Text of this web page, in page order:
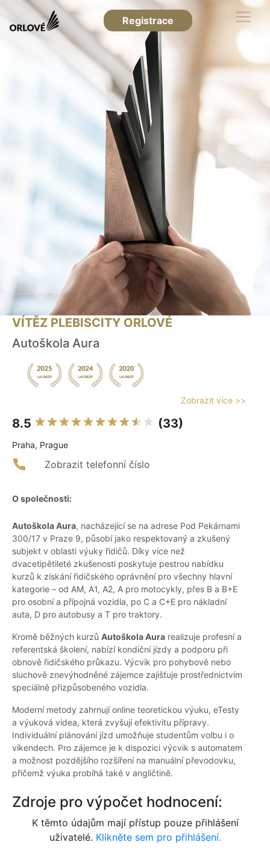
Registrace
VÍTĚZ PLEBISCITY ORLOVÉ
Autoškola Aura
Zobrazit více >>
8.5 (33)
Praha, Prague
Zobrazit telefonní číslo
O společnosti:
Autoškola Aura, nacházející se na adrese Pod Pekárnami
300/17 v Praze 9, působí jako respektovaný a zkušený
subjekt v oblasti výuky řidičů. Díky více než
dvacetipětileté zkušenosti poskytuje pestrou nabídku
kurzů k získání řidičského oprávnění pro všechny hlavní
kategorie – od AM, A1, A2, A pro motocykly, přes B a B+E
pro osobní a přípojná vozidla, po C a C+E pro nákladní
auta, D pro autobusy a T pro traktory.
Kromě běžných kurzů Autoškola Aura realizuje profesní a
referentská školení, nabízí kondiční jízdy a podporu při
obnově řidičského průkazu. Výcvik pro pohybově nebo
sluchově znevýhodněné zájemce zajišťuje prostřednictvím
speciálně přizpůsobeného vozidla.
Moderní metody zahrnují online teoretickou výuku, eTesty
a výuková videa, která zvyšují efektivitu přípravy.
Individuální plánování jízd umožňuje studentům volbu i o
víkendech. Pro zájemce je k dispozici výcvik s automatem
a možnost pozdějšího rozšíření na manuální převodovku,
přičemž výuka probíhá také v angličtině.
Zdroje pro výpočet hodnocení:
K těmto údajům mají přístup pouze přihlášení
uživatelé. Klikněte sem pro přihlášení.